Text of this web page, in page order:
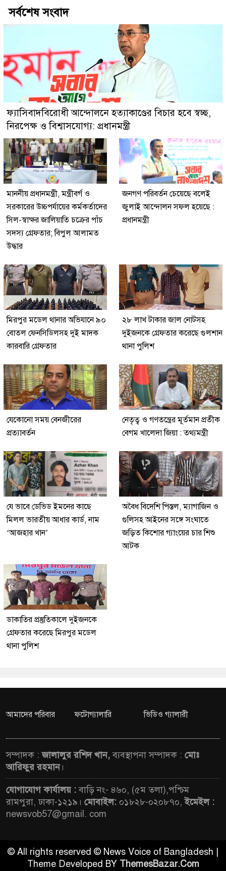
সর্বশেষ সংবাদ
ফ্যাসিবাদবিরোধী আন্দোলনে হত্যাকাণ্ডের বিচার হবে স্বচ্ছ,
নিরপেক্ষ ও বিশ্বাসযোগ্য: প্রধানমন্ত্রী
মাননীয় প্রধানমন্ত্রী, মন্ত্রীবর্গ ও
সরকারের উচ্চপর্যায়ের কর্মকর্তাদের
সিল-স্বাক্ষর জালিয়াতি চক্রের পাঁচ
সদস্য গ্রেফতার; বিপুল আলামত
উদ্ধার
জনগণ পরিবর্তন চেয়েছে বলেই
জুলাই আন্দোলন সফল হয়েছে :
প্রধানমন্ত্রী
মিরপুর মডেল থানার অভিযানে ৯০
বোতল ফেনসিডিলসহ দুই মাদক
কারবারি গ্রেফতার
২৮ লাখ টাকার জাল নোটসহ
দুইজনকে গ্রেফতার করেছে গুলশান
থানা পুলিশ
যেকোনো সময় বেনজীরের
প্রত্যাবর্তন
নেতৃত্ব ও গণতন্ত্রের মূর্তমান প্রতীক
বেগম খালেদা জিয়া : তথ্যমন্ত্রী
যে ভাবে ডেভিড ইমনের কাছে
মিলল ভারতীয় আধার কার্ড, নাম
‘আজহার খান’
অবৈধ বিদেশি পিস্তল, ম্যাগাজিন ও
গুলিসহ আইনের সঙ্গে সংঘাতে
জড়িত কিশোর গ্যাংয়ের চার শিশু
আটক
ডাকাতির প্রস্তুতিকালে দুইজনকে
গ্রেফতার করেছে মিরপুর মডেল
থানা পুলিশ
আমাদের পরিবার ফটোগ্যালারি ভিডিও গ্যালারী
সম্পাদক :জালালুর রশিদ খান,ব্যবস্থাপনা সম্পাদক : মোঃ
আরিফুর রহমান।
যোগাযোগ কার্যালয় :বাড়ি নং- ৪৬০, (৫ম তলা),পশ্চিম
রামপুরা, ঢাকা-১২১৯। মোবাইল: ০১৮২৮-০২০৮৭০,ইমেইল :
newsvob57@gmail. com
© All rights reserved © News Voice of Bangladesh |
Theme Developed BY ThemesBazar.Com